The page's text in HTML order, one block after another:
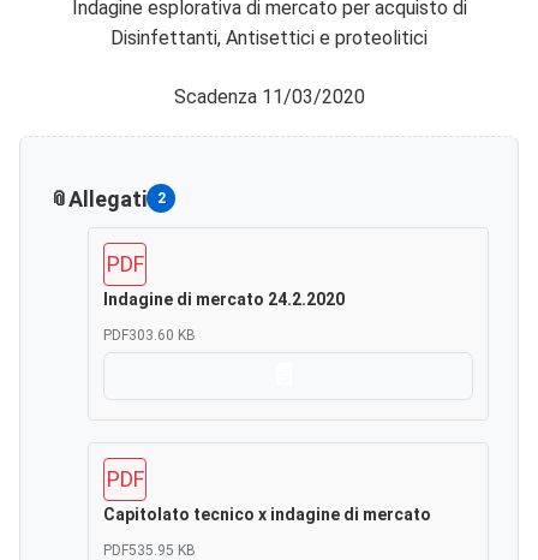
Indagine esplorativa di mercato per acquisto di
Disinfettanti, Antisettici e proteolitici
Scadenza 11/03/2020
Allegati 2
PDF
Indagine di mercato 24.2.2020
PDF303.60 KB
PDF
Capitolato tecnico x indagine di mercato
PDF535.95 KB